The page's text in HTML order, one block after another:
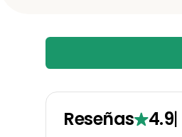
Reseñas 4.9|